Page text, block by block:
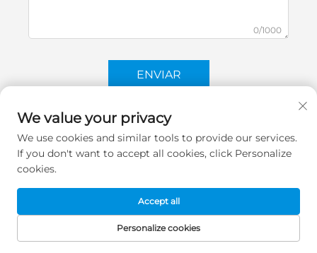
0/1000
ENVIAR
We value your privacy
We use cookies and similar tools to provide our services.
If you don't want to accept all cookies, click Personalize
cookies.
Personalize cookies
Accept all